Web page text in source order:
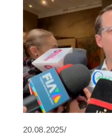
20.08.2025/